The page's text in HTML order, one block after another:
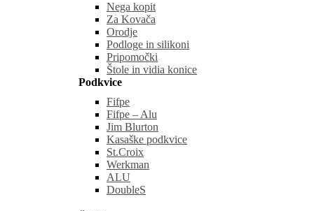
Nega kopit
Za Kovača
Orodje
Podloge in silikoni
Pripomočki
Štole in vidia konice
Podkvice
Fifpe
Fifpe – Alu
Jim Blurton
Kasaške podkvice
St.Croix
Werkman
ALU
DoubleS